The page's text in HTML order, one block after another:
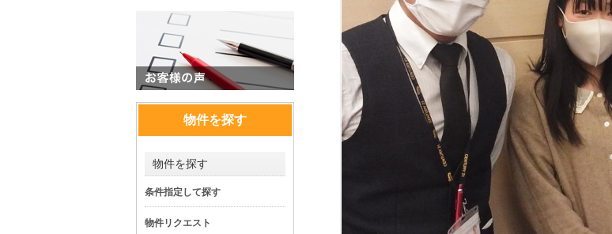
物件を探す
物件を探す
条件指定して探す
物件リクエスト